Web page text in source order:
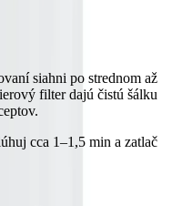
siahni po strednom až
filter dajú čistú šálku
cca 1–1,5 min a zatlač